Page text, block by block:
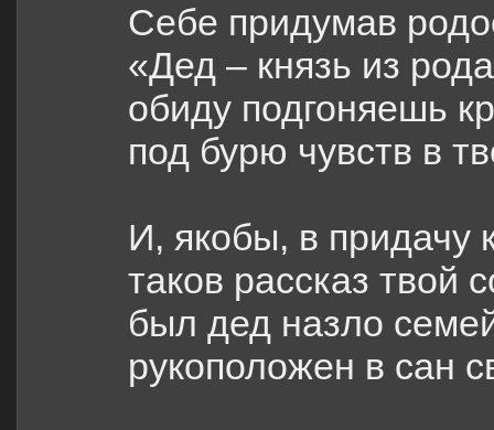
Себе придумав
«Дед – князь из
обиду подгоняешь
под бурю чувств в
И, якобы, в придачу
таков рассказ твой
был дед назло
рукоположен в сан